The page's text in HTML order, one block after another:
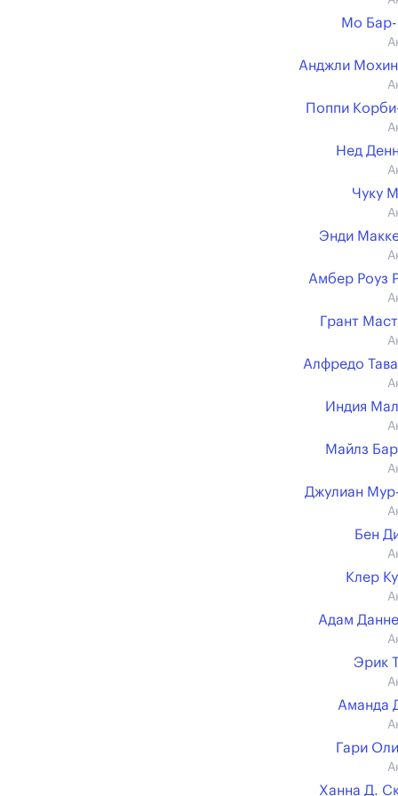
Мо
Анджли
Поппи
Нед
Чуку
Энди
Амбер Роуз
Грант
Алфредо
Индия
Майлз
Джулиан
Бен
Клер
Адам
Эрик
Аманда
Гари
Ханна Д.